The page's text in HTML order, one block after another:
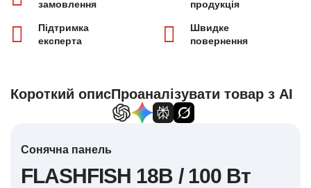
замовлення
продукція
Підтримка
експерта
Швидке
повернення
Короткий описПроаналізувати товар з AI
Сонячна панель
FLASHFISH 18В / 100 Вт